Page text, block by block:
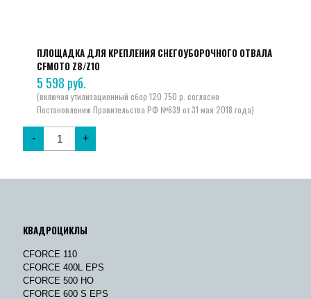
ПЛОЩАДКА ДЛЯ КРЕПЛЕНИЯ СНЕГОУБОРОЧНОГО ОТВАЛА
CFMOTO Z8/Z10
5 598 руб.
- +
КВАДРОЦИКЛЫ
CFORCE 110
CFORCE 400L EPS
CFORCE 500 HO
CFORCE 600 S EPS